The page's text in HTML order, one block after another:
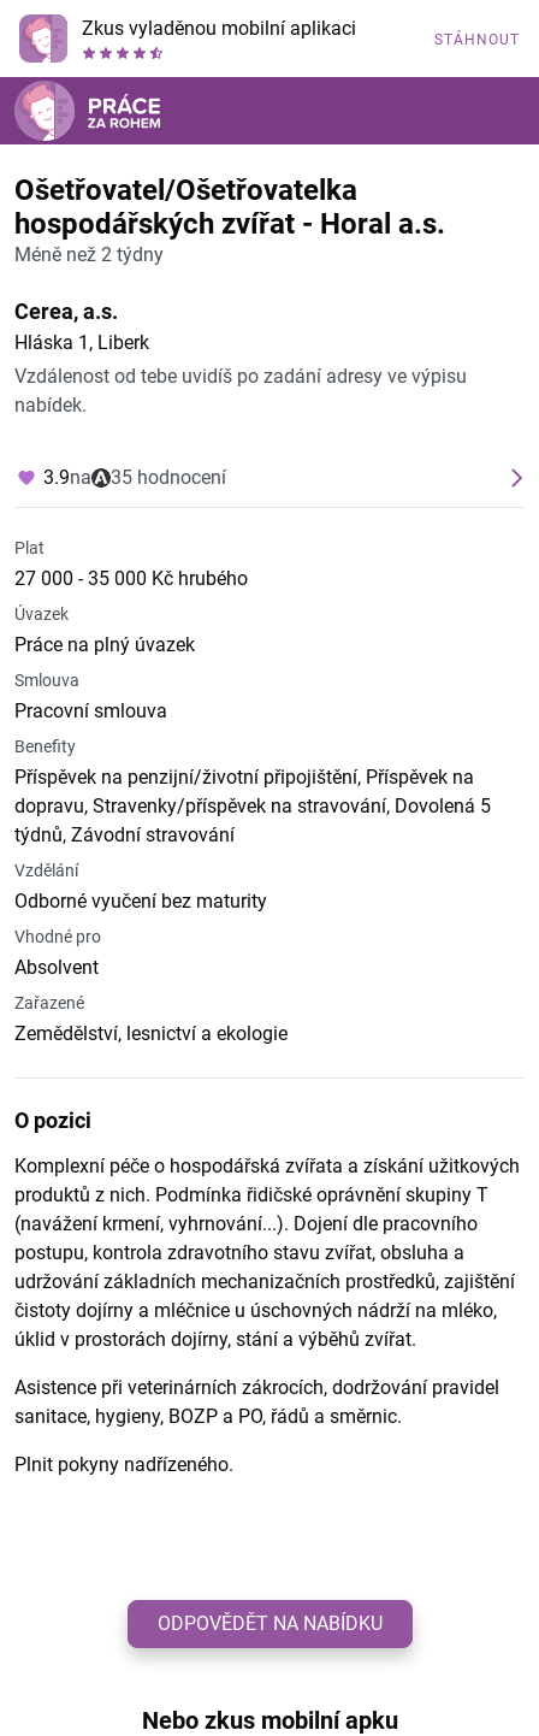
Zkus vyladěnou mobilní aplikaci STÁHNOUT
Ošetřovatel/Ošetřovatelka
hospodářských zvířat - Horal a.s.
Méně než 2 týdny
Cerea, a.s.
Hláska 1, Liberk
Vzdálenost od tebe uvidíš po zadání adresy ve výpisu
nabídek.
3.9na 35 hodnocení
Plat
27 000 - 35 000 Kč hrubého
Úvazek
Práce na plný úvazek
Smlouva
Pracovní smlouva
Benefity
Příspěvek na penzijní/životní připojištění, Příspěvek na
dopravu, Stravenky/příspěvek na stravování, Dovolená 5
týdnů, Závodní stravování
Vzdělání
Odborné vyučení bez maturity
Vhodné pro
Absolvent
Zařazené
Zemědělství, lesnictví a ekologie
O pozici
Komplexní péče o hospodářská zvířata a získání užitkových
produktů z nich. Podmínka řidičské oprávnění skupiny T
(navážení krmení, vyhrnování...). Dojení dle pracovního
postupu, kontrola zdravotního stavu zvířat, obsluha a
udržování základních mechanizačních prostředků, zajištění
čistoty dojírny a mléčnice u úschovných nádrží na mléko,
úklid v prostorách dojírny, stání a výběhů zvířat.
Asistence při veterinárních zákrocích, dodržování pravidel
sanitace, hygieny, BOZP a PO, řádů a směrnic.
Plnit pokyny nadřízeného.
ODPOVĚDĚT NA NABÍDKU
Nebo zkus mobilní apku